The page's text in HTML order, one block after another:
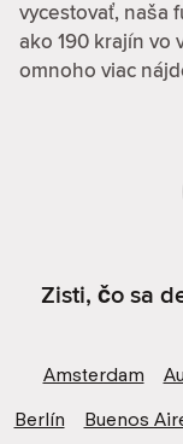
vycestovať, naša
ako 190 krajín vo
omnoho viac
Zisti, čo sa
Amsterdam
Berlín
Buenos